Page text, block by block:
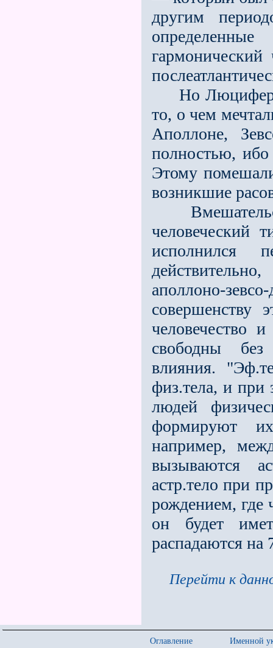
другим
Но Люцифер и
то, о чем
Аполлоне,
полностью, ибо
Этому
возникшие
человеческий
исполнился
аполлоно-
совершенству
свободны без
влияния.
физ.тела, и при
людей
формируют
например,
вызываются
астр.тело при
рождением, где
он будет
распадаются на
Перейти к
Оглавление Именной